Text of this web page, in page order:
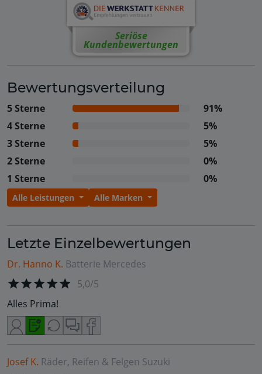
Seriöse
Kundenbewertungen
Bewertungsverteilung
5 Sterne
91%
4 Sterne
5%
3 Sterne
5%
2 Sterne
0%
1 Sterne
0%
Alle Leistungen Alle Marken
Letzte Einzelbewertungen
Dr. Hanno K. Batterie Mercedes
5,0/5
Alles Prima!
Josef K. Räder, Reifen & Felgen Suzuki